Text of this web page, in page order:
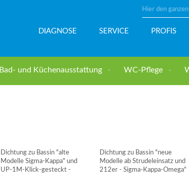
DIAGNOSE SERVICE PROFIS
Bad- und Küchenausstattung WC-Pflege
Dichtung zu Bassin "alte
Modelle Sigma-Kappa" und
UP-1M-Klick-gesteckt -
Dichtung zu Bassin "neue
Modelle ab Strudeleinsatz und
212er - Sigma-Kappa-Omega"